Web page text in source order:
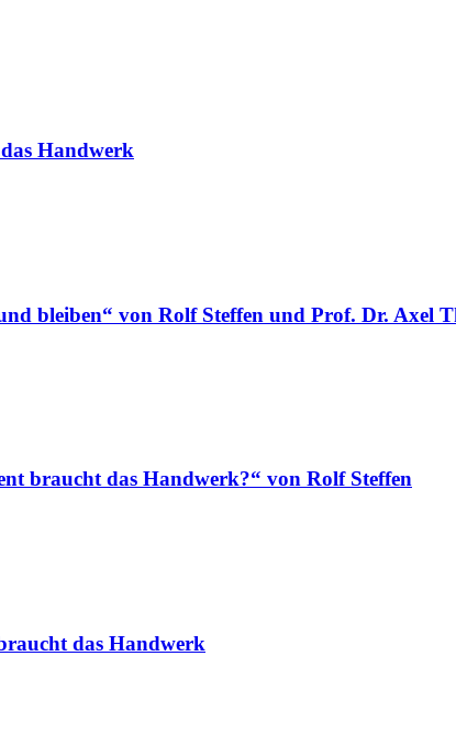
Handwerk
bleiben“ von Rolf Steffen und Prof. Dr. Axel
braucht das Handwerk?“ von Rolf Steffen
das Handwerk